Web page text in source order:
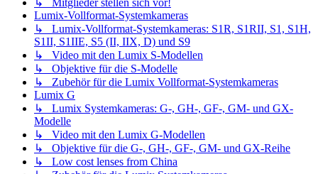
↳ Mitglieder stellen sich vor!
Lumix-Vollformat-Systemkameras
↳ Lumix-Vollformat-Systemkameras: S1R, S1RII, S1, S1H,
S1II, S1IIE, S5 (II, IIX, D) und S9
↳ Video mit den Lumix S-Modellen
↳ Objektive für die S-Modelle
↳ Zubehör für die Lumix Vollformat-Systemkameras
Lumix G
↳ Lumix Systemkameras: G-, GH-, GF-, GM- und GX-
Modelle
↳ Video mit den Lumix G-Modellen
↳ Objektive für die G-, GH-, GF-, GM- und GX-Reihe
↳ Low cost lenses from China